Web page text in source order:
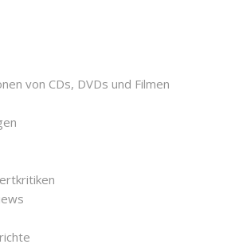
von CDs, DVDs und Filmen